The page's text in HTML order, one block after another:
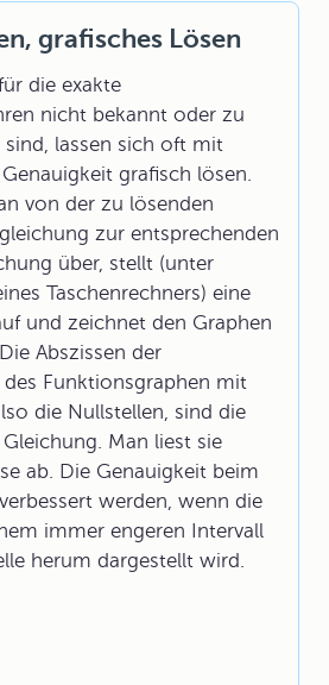
grafisches Lösen
die exakte
nicht bekannt oder zu
lassen sich oft mit
grafisch lösen.
von der zu lösenden
zur entsprechenden
über, stellt (unter
Taschenrechners) eine
und zeichnet den Graphen
Abszissen der
Funktionsgraphen mit
die Nullstellen, sind die
Man liest sie
ab. Die Genauigkeit beim
werden, wenn die
immer engeren Intervall
herum dargestellt wird.